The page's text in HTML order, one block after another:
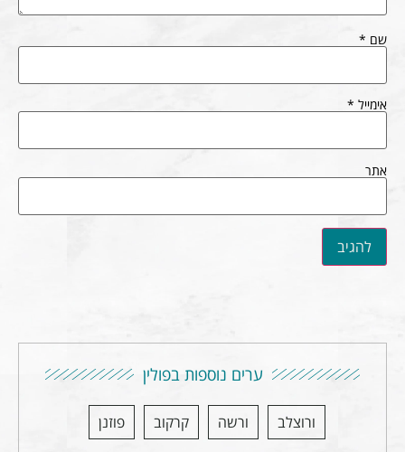
שם *
אימייל *
אתר
ערים נוספות בפולין
ורוצלב ורשה קרקוב פוזנן